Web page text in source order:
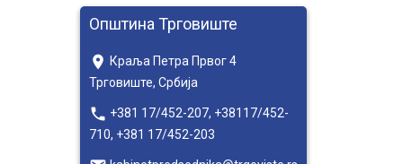
Општина Трговиште
place Краља Петра Првог 4
Трговиште, Србија
local_phone +381 17/452-207, +38117/452-
710, +381 17/452-203